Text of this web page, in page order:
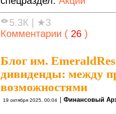
5.3К
★3
Комментарии ( 26 )
Блог им.
дивиденды: между
возможностями
19 октября 2025, 00:04 Финансовый